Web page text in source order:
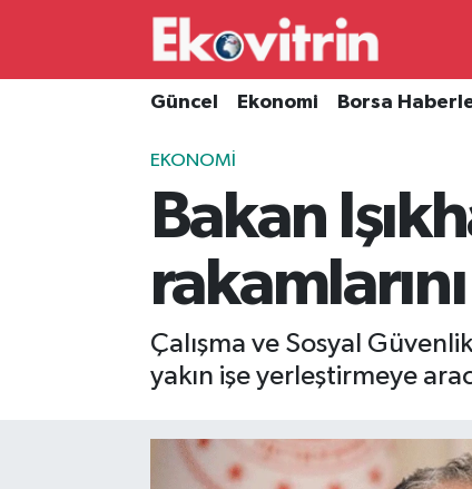
Güncel Ekonomi Borsa
EKONOMI
Bakan
Çalışma ve Sosyal
yakın işe yerleştirmeye
Güncel
Borsa Haberleri
Hava Durumu
Süper Lig Puan Durumu ve Fikstür
Son Dakika Haberleri
Haber Arşivi